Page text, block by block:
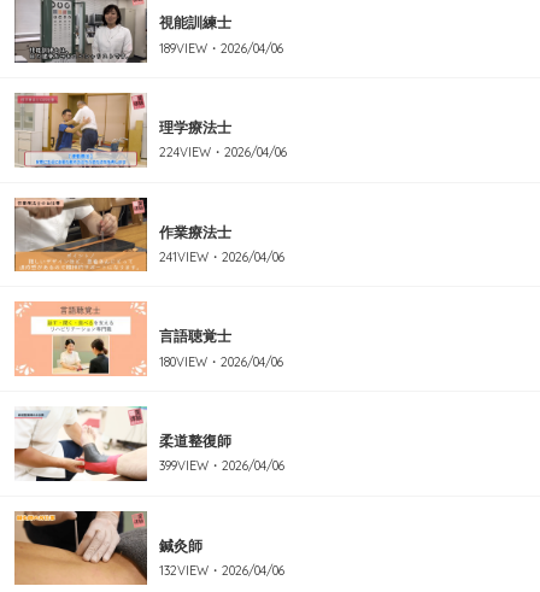
視能訓練士
189VIEW・ 2026/04/06
理学療法士
224VIEW・ 2026/04/06
作業療法士
241VIEW・ 2026/04/06
言語聴覚士
180VIEW・ 2026/04/06
柔道整復師
399VIEW・ 2026/04/06
鍼灸師
132VIEW・ 2026/04/06